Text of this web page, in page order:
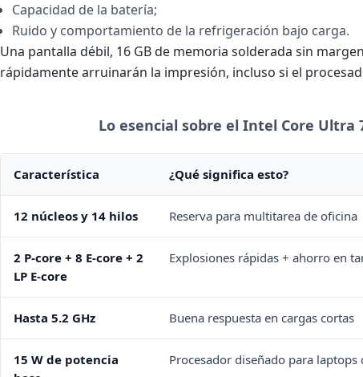
Capacidad de la batería;
Ruido y comportamiento de la refrigeración bajo carga.
Una pantalla débil, 16 GB de memoria solderada sin
rápidamente arruinarán la impresión, incluso si el
Lo esencial sobre el Intel Core Ultra
Característica ¿Qué significa esto?
12 núcleos y 14 hilos Reserva para multitarea de oficina
2 P-core + 8 E-core + 2
LP E-core
Explosiones rápidas + ahorro en
Hasta 5.2 GHz Buena respuesta en cargas cortas
15 W de potencia
Procesador diseñado para laptops